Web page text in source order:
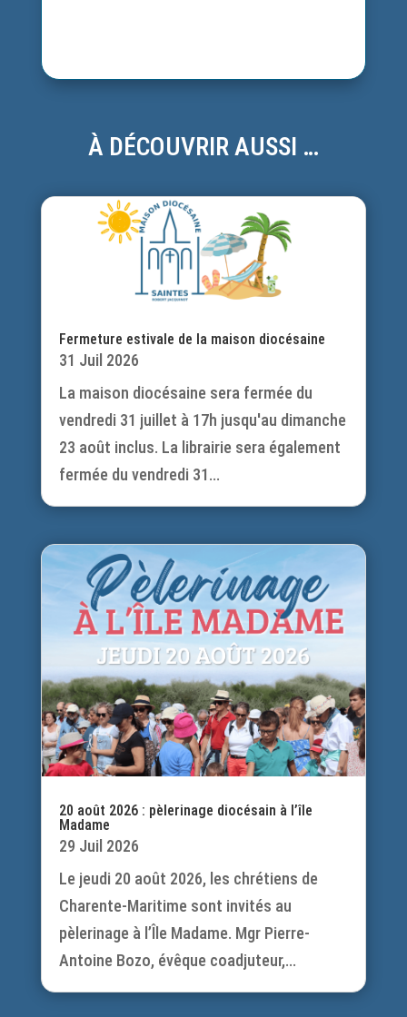
À DÉCOUVRIR AUSSI …
Fermeture estivale de la maison diocésaine
31 Juil 2026
La maison diocésaine sera fermée du
vendredi 31 juillet à 17h jusqu'au dimanche
23 août inclus. La librairie sera également
fermée du vendredi 31...
20 août 2026 : pèlerinage diocésain à l’île
Madame
29 Juil 2026
Le jeudi 20 août 2026, les chrétiens de
Charente-Maritime sont invités au
pèlerinage à l’Île Madame. Mgr Pierre-
Antoine Bozo, évêque coadjuteur,...